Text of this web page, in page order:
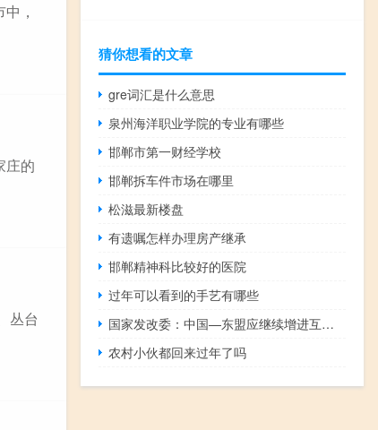
，
庄的
丛台
猜你想看的文章
gre词汇是什么意思
泉州海洋职业学院的专业有哪些
邯郸市第一财经学校
邯郸拆车件市场在哪里
松滋最新楼盘
有遗嘱怎样办理房产继承
邯郸精神科比较好的医院
过年可以看到的手艺有哪些
国家发改委：中国—东盟应继续增进互信 促进产业链供应链深度融合
农村小伙都回来过年了吗